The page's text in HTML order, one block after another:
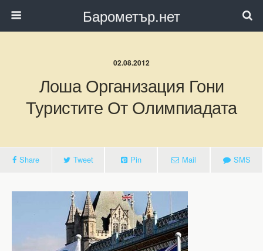
Барометър.нет
02.08.2012
Лоша Организация Гони
Туристите От Олимпиадата
Share Tweet Pin Mail SMS